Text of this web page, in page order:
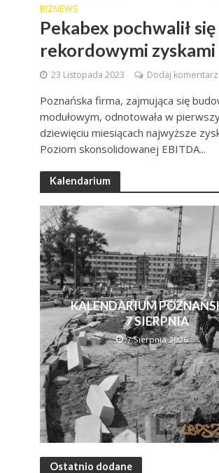
BIZNEWS
Pekabex pochwalił się
rekordowymi zyskami
23 Listopada 2023 Dodaj komentarz
Poznańska firma, zajmująca się
modułowym, odnotowała w
dziewięciu miesiącach najwyższe
Poziom skonsolidowanej EBITDA...
Kalendarium
KALENDARIUM
7 SIERPNIA
7 Sierpnia 2026
Ostatnio dodane